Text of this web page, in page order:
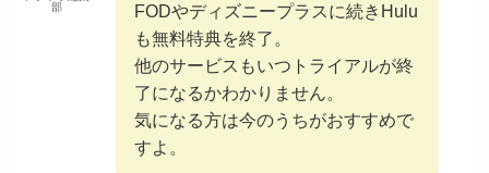
部
FODやディズニープラスに続きHulu
も無料特典を終了。
他のサービスもいつトライアルが終
了になるかわかりません。
気になる方は今のうちがおすすめで
すよ。